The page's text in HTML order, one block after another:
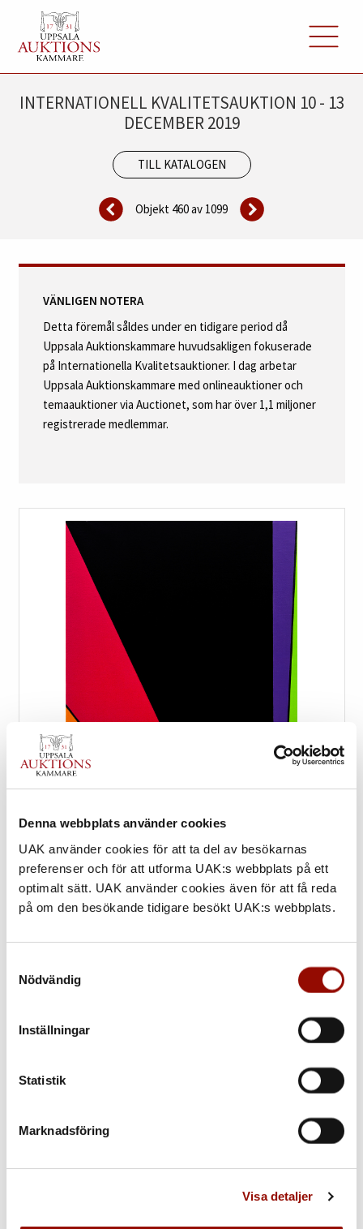
Denna webbplats använder cookies
UAK använder cookies för att ta del av besökarnas
preferenser och för att utforma UAK:s webbplats på ett
optimalt sätt. UAK använder cookies även för att få reda
på om den besökande tidigare besökt UAK:s webbplats.
Nödvändig
Inställningar
Statistik
Marknadsföring
Visa detaljer
INTERNATIONELL KVALITETSAUKTION 10 - 13
DECEMBER 2019
TILL KATALOGEN
Objekt 460 av 1099
VÄNLIGEN NOTERA
Detta föremål såldes under en tidigare period då
Uppsala Auktionskammare huvudsakligen fokuserade
på Internationella Kvalitetsauktioner. I dag arbetar
Uppsala Auktionskammare med onlineauktioner och
temaauktioner via Auctionet, som har över 1,1 miljoner
registrerade medlemmar.